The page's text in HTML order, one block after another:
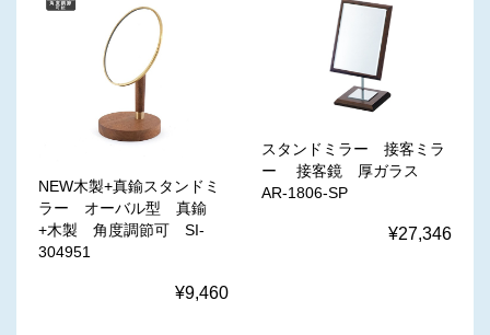
NEW木製+真鍮スタンドミ
ラー オーバル型 真鍮
+木製 角度調節可 SI-
304951
¥9,460
スタンドミラー 接客ミラ
ー 接客鏡 厚ガラス
AR-1806-SP
¥27,346